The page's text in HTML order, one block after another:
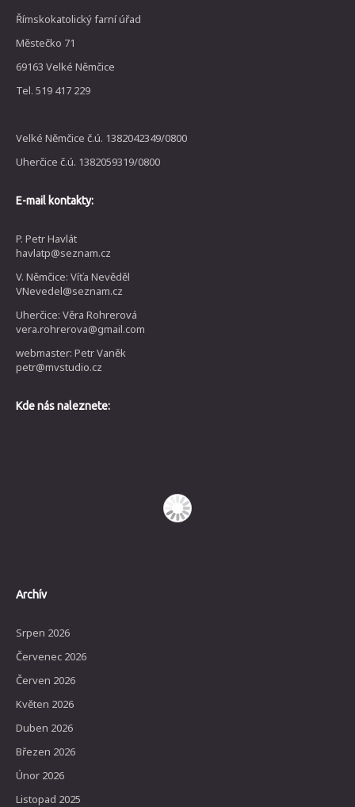
Římskokatolický farní úřad
Městečko 71
69163 Velké Němčice
Tel. 519 417 229
Velké Němčice č.ú. 1382042349/0800
Uherčice č.ú. 1382059319/0800
E-mail kontakty:
P. Petr Havlát
havlatp@seznam.cz
V. Němčice: Víťa Nevěděl
VNevedel@seznam.cz
Uherčice: Věra Rohrerová
vera.rohrerova@gmail.com
webmaster: Petr Vaněk
petr@mvstudio.cz
Kde nás naleznete:
Archív
Srpen 2026
Červenec 2026
Červen 2026
Květen 2026
Duben 2026
Březen 2026
Únor 2026
Listopad 2025